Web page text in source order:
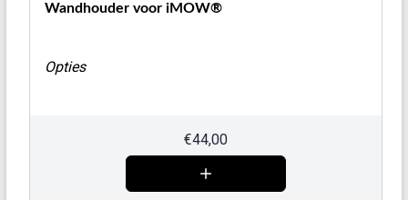
Wandhouder voor iMOW®
Opties
€44,00